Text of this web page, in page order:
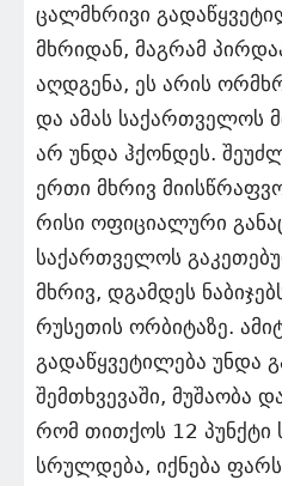
ცალმხრივი
მხრიდან, მაგრამ
აღდგენა, ეს არის
და ამას საქართველოს
არ უნდა ჰქონდეს.
ერთი მხრივ
რისი ოფიციალური
საქართველოს
მხრივ, დგამდეს
რუსეთის ორბიტაზე.
გადაწყვეტილება უნდა
შემთხვევაში, მუშაობა
რომ თითქოს 12 პუნქტი
სრულდება, იქნება